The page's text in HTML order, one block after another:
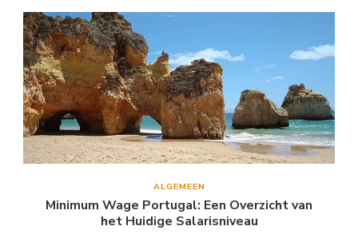
ALGEMEEN
Minimum Wage Portugal: Een Overzicht van
het Huidige Salarisniveau